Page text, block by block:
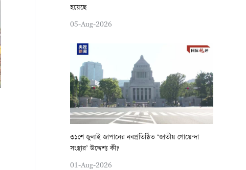
হয়েছে
05-Aug-2026
৩১শে জুলাই জাপানের নবপ্রতিষ্ঠিত ‘জাতীয় গোয়েন্দা
সংস্থার’ উদ্দেশ্য কী?
01-Aug-2026